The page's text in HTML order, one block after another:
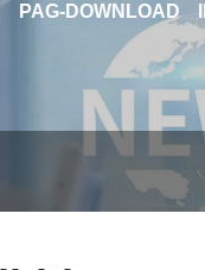
PAG-DOWNLOAD